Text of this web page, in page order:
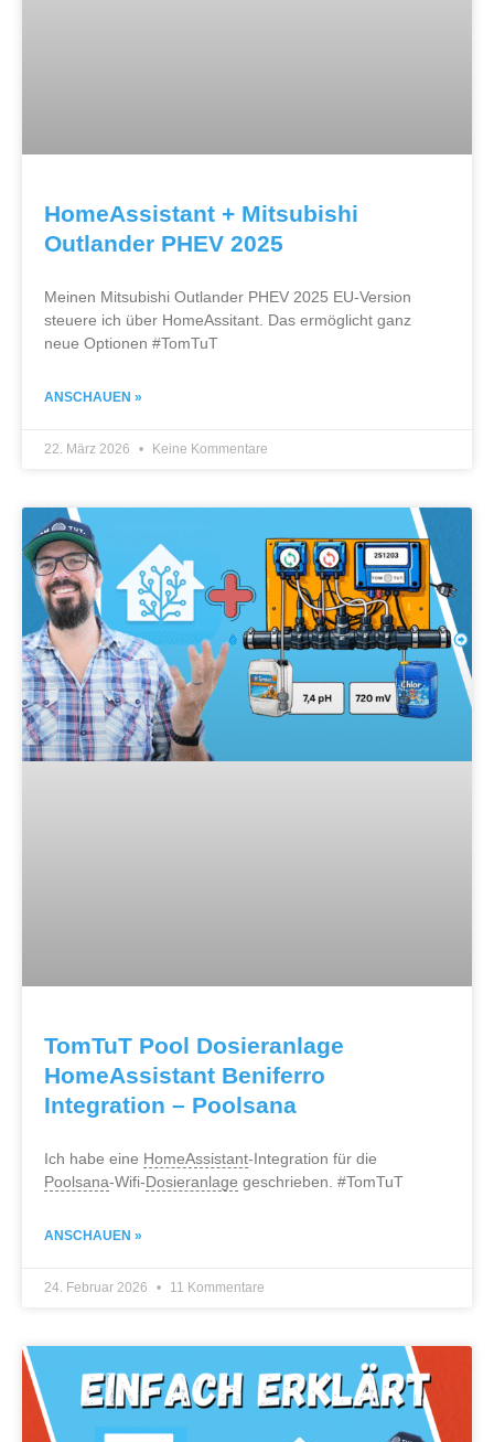
HomeAssistant + Mitsubishi
Outlander PHEV 2025
Meinen Mitsubishi Outlander PHEV 2025 EU-Version
steuere ich über HomeAssitant. Das ermöglicht ganz
neue Optionen #TomTuT
ANSCHAUEN »
22. März 2026 Keine Kommentare
TomTuT Pool Dosieranlage
HomeAssistant Beniferro
Integration – Poolsana
Ich habe eine HomeAssistant-Integration für die
Poolsana-Wifi-Dosieranlage geschrieben. #TomTuT
ANSCHAUEN »
24. Februar 2026 11 Kommentare